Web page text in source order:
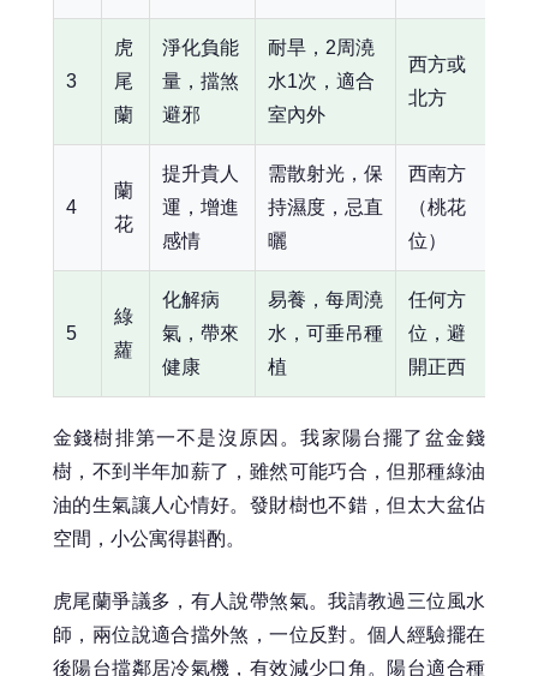
3
虎
尾
蘭
淨化負能
量，擋煞
避邪
耐旱，2周澆
水1次，適合
室內外
西方或
北方
4
蘭
花
提升貴人
運，增進
感情
需散射光，保
持濕度，忌直
曬
西南方
（桃花
位）
5
綠
蘿
化解病
氣，帶來
健康
易養，每周澆
水，可垂吊種
植
任何方
位，避
開正西
金錢樹排第一不是沒原因。我家陽台擺了盆金錢
樹，不到半年加薪了，雖然可能巧合，但那種綠油
油的生氣讓人心情好。發財樹也不錯，但太大盆佔
空間，小公寓得斟酌。
虎尾蘭爭議多，有人說帶煞氣。我請教過三位風水
師，兩位說適合擋外煞，一位反對。個人經驗擺在
後陽台擋鄰居冷氣機，有效減少口角。陽台適合種